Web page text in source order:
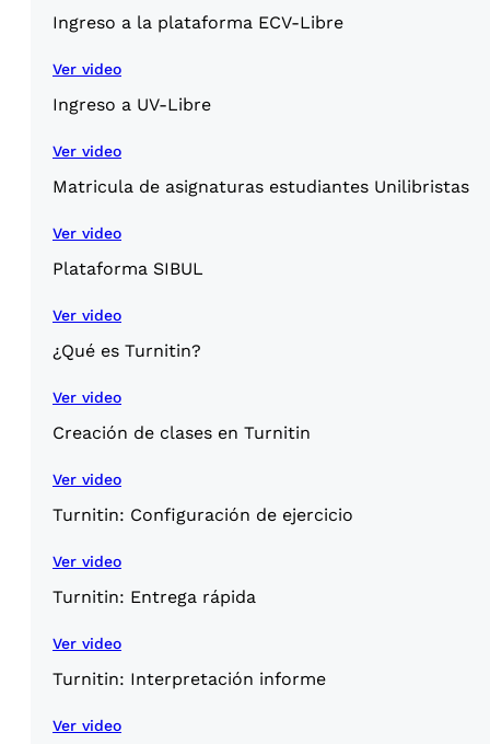
Ingreso a la plataforma ECV-Libre
Ver video
Ingreso a UV-Libre
Ver video
Matricula de asignaturas estudiantes Unilibristas
Ver video
Plataforma SIBUL
Ver video
¿Qué es Turnitin?
Ver video
Creación de clases en Turnitin
Ver video
Turnitin: Configuración de ejercicio
Ver video
Turnitin: Entrega rápida
Ver video
Turnitin: Interpretación informe
Ver video